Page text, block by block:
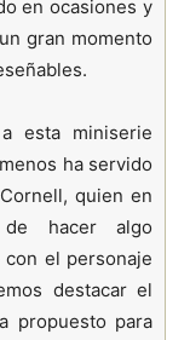
en ocasiones y
gran momento
esta miniserie
ha servido
quien en
hacer algo
el personaje
destacar el
propuesto para